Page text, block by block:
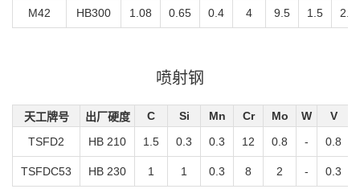
M42 HB300 1.08 0.65 0.4 4 9.5 1.5 2.3
喷射钢
天工牌号 出厂硬度 C Si Mn Cr Mo W V
TSFD2
HB 210 1.5 0.3 0.3 12 0.8 - 0.8
TSFDC53 HB 230 1 1 0.3 8 2 - 0.3